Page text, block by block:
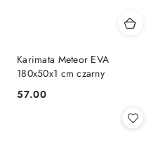
Karimata Meteor EVA
180x50x1 cm czarny
Cena:
57.00